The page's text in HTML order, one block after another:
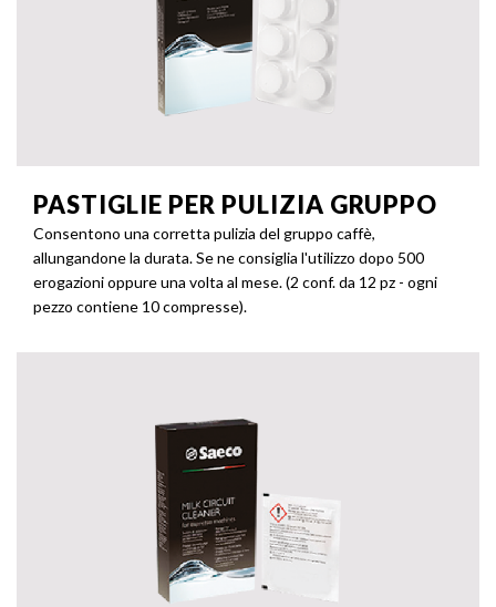
PASTIGLIE PER PULIZIA GRUPPO
Consentono una corretta pulizia del gruppo caffè,
allungandone la durata. Se ne consiglia l'utilizzo dopo 500
erogazioni oppure una volta al mese. (2 conf. da 12 pz - ogni
pezzo contiene 10 compresse).